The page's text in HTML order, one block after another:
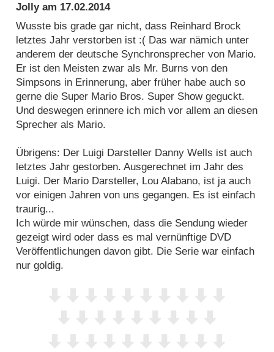
Jollyam 17.02.2014
Wusste bis grade gar nicht, dass Reinhard Brock
letztes Jahr verstorben ist :( Das war nämich unter
anderem der deutsche Synchronsprecher von Mario.
Er ist den Meisten zwar als Mr. Burns von den
Simpsons in Erinnerung, aber früher habe auch so
gerne die Super Mario Bros. Super Show geguckt.
Und deswegen erinnere ich mich vor allem an diesen
Sprecher als Mario.
Übrigens: Der Luigi Darsteller Danny Wells ist auch
letztes Jahr gestorben. Ausgerechnet im Jahr des
Luigi. Der Mario Darsteller, Lou Alabano, ist ja auch
vor einigen Jahren von uns gegangen. Es ist einfach
traurig...
Ich würde mir wünschen, dass die Sendung wieder
gezeigt wird oder dass es mal vernünftige DVD
Veröffentlichungen davon gibt. Die Serie war einfach
nur goldig.